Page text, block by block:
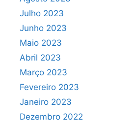
Julho 2023
Junho 2023
Maio 2023
Abril 2023
Março 2023
Fevereiro 2023
Janeiro 2023
Dezembro 2022